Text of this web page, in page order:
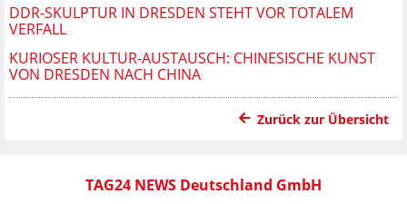
DDR-SKULPTUR IN DRESDEN STEHT VOR TOTALEM
VERFALL
KURIOSER KULTUR-AUSTAUSCH: CHINESISCHE KUNST
VON DRESDEN NACH CHINA
Zurück zur Übersicht
TAG24 NEWS Deutschland GmbH